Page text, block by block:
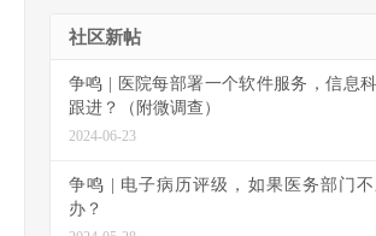
社区新帖
争鸣 | 医院每部署一个软件服务，信息
跟进？（附微调查）
2024-06-23
争鸣 | 电子病历评级，如果医务部门
办？